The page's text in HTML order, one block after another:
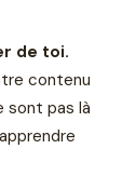
de toi.
contenu
sont pas là